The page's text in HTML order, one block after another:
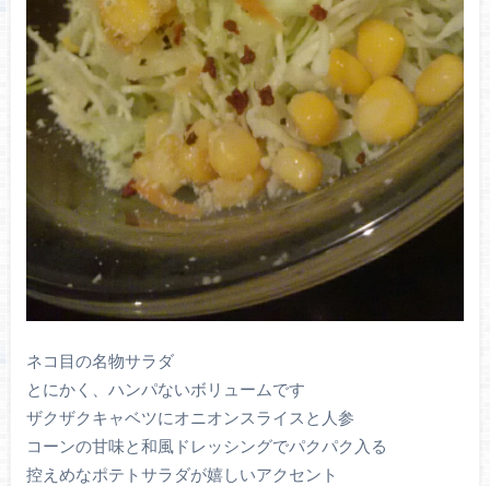
ネコ目の名物サラダ
とにかく、ハンパないボリュームです
ザクザクキャベツにオニオンスライスと人参
コーンの甘味と和風ドレッシングでパクパク入る
控えめなポテトサラダが嬉しいアクセント